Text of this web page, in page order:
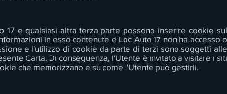
e qualsiasi altra terza parte possono inserire cookie sul
in esso contenute e Loc Auto 17 non ha accesso o
e l'utilizzo di cookie da parte di terzi sono soggetti alle
Carta. Di conseguenza, l'Utente è invitato a visitare i siti
che memorizzano e su come l'Utente può gestirli.